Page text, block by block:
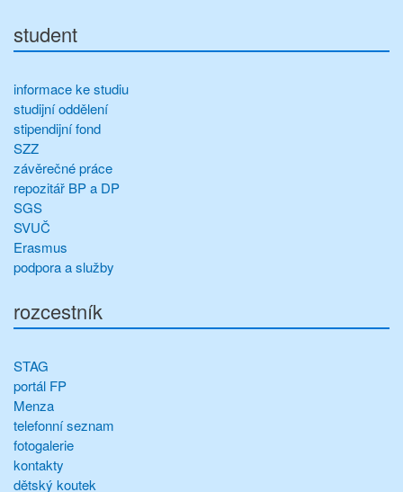
student
informace ke studiu
studijní oddělení
stipendijní fond
SZZ
závěrečné práce
repozitář BP a DP
SGS
SVUČ
Erasmus
podpora a služby
rozcestník
STAG
portál FP
Menza
telefonní seznam
fotogalerie
kontakty
dětský koutek